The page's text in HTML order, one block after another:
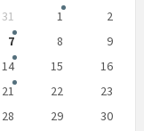
31 1
2
7 8
9
14 15
16
21 22
23
28 29
30